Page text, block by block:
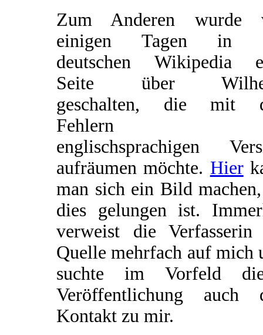
Zum Anderen wurde
einigen Tagen in
deutschen Wikipedia
Seite über
geschalten, die mit
Fehlern
englischsprachigen
aufräumen möchte. Hier
man sich ein Bild
dies gelungen ist.
verweist die Verfasserin
Quelle mehrfach auf mich
suchte im Vorfeld
Veröffentlichung auch
Kontakt zu mir.